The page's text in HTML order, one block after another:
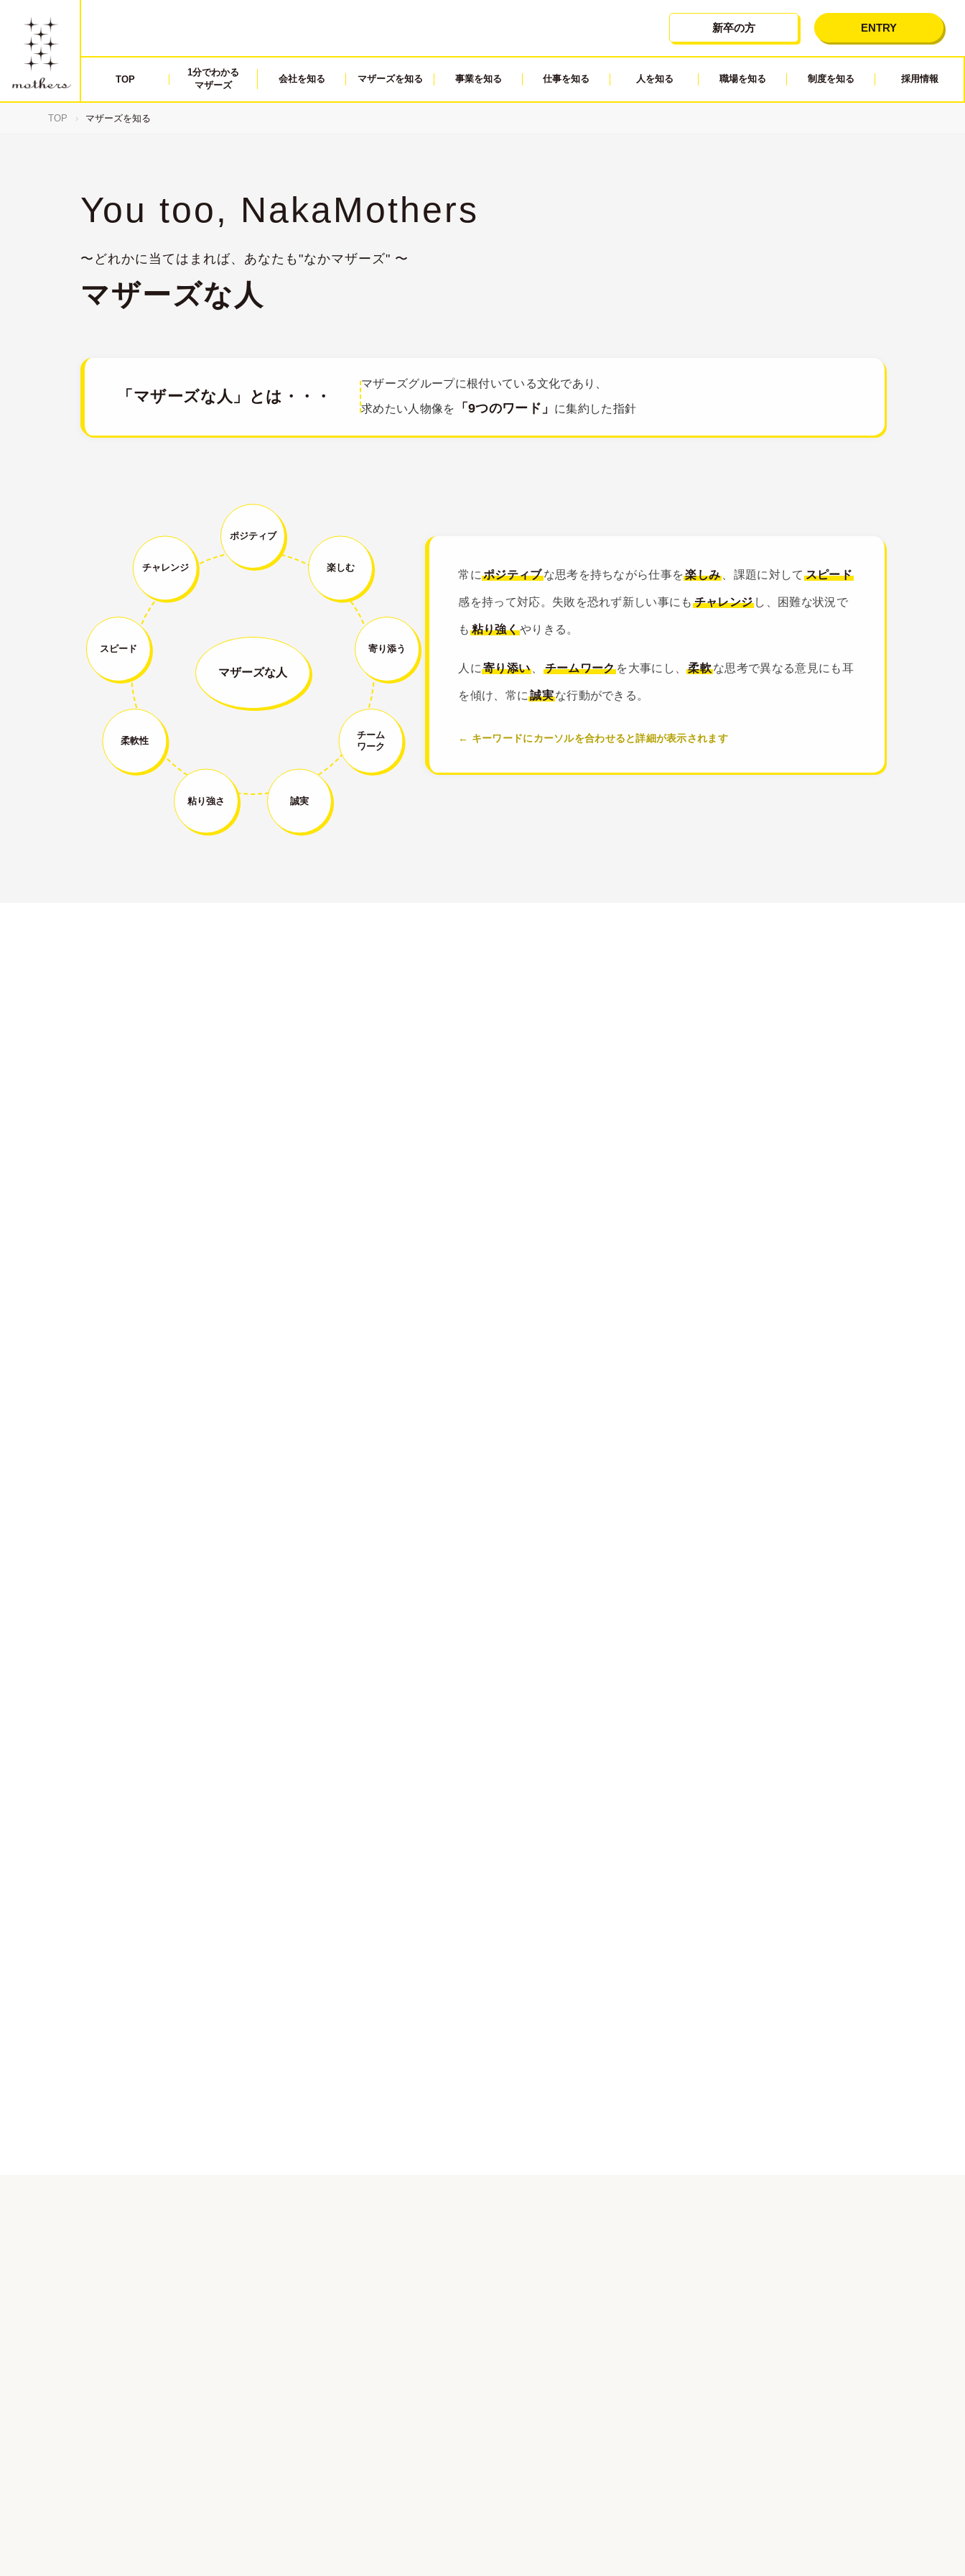
新卒の方 ENTRY
TOP
1分でわかる
マザーズ
会社を知る マザーズを知る 事業を知る 仕事を知る 人を知る 職場を知る 制度を知る 採用情報
TOP › マザーズを知る
You too, NakaMothers
〜どれかに当てはまれば、あなたも"なかマザーズ" 〜
マザーズな人
「マザーズな人」とは・・・
マザーズグループに根付いている文化であり、
求めたい人物像を 「9つのワード」 に集約した指針
マザーズな人
ポジティブ
楽しむ
寄り添う
チーム
ワーク
誠実
粘り強さ
柔軟性
スピード
チャレンジ
常に ポジティブな思考を持ちながら仕事を楽しみ 、課題に対して スピード
感を持って対応。失敗を恐れず新しい事にも チャレンジ し、困難な状況で
も 粘り強くやりきる。
人に 寄り添い チームワーク を大事にし、柔軟な思考で異なる意見にも耳
を傾け、常に誠実な行動ができる。
← キーワードにカーソルを合わせると詳細が表示されます